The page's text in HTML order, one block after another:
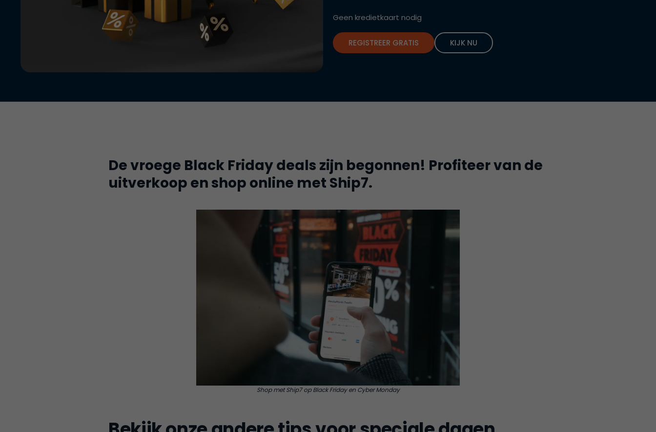
Geen kredietkaart nodig
REGISTREER GRATIS KIJK NU
De vroege Black Friday deals zijn begonnen! Profiteer van de
uitverkoop en shop online met Ship7.
Shop met Ship7 op Black Friday en Cyber Monday